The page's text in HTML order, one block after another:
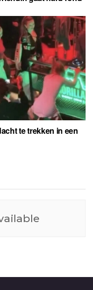
te trekken in een